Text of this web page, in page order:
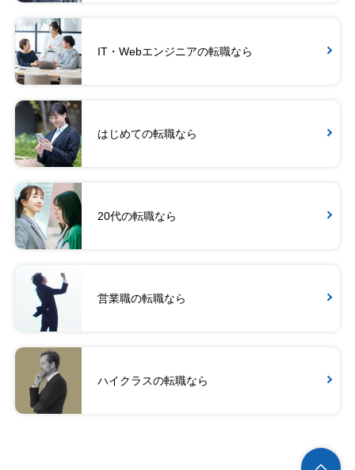
IT・Webエンジニアの転職なら
はじめての転職なら
20代の転職なら
営業職の転職なら
ハイクラスの転職なら